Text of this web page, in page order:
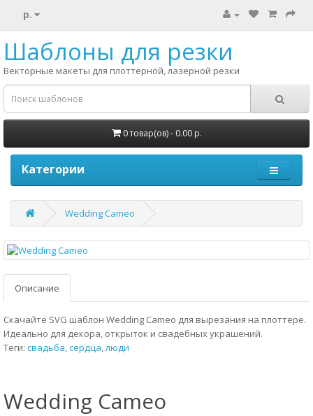
р.
Шаблоны для резки
Векторные макеты для плоттерной, лазерной резки
0 товар(ов) - 0.00 р.
Категории
Wedding Cameo
Описание
Скачайте SVG шаблон Wedding Cameo для вырезания на плоттере.
Идеально для декора, открыток и свадебных украшений.
Теги: свадьба,сердца,люди
Wedding Cameo